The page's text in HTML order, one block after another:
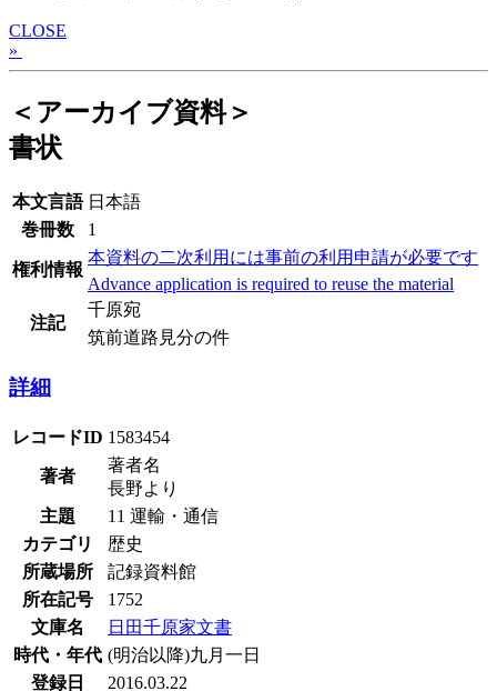
CLOSE
»
＜アーカイブ資料＞
書状
本文言語 日本語
巻冊数
1
権利情報
本資料の二次利用には事前の利用申請が必要です
Advance application is required to reuse the material
注記
千原宛
筑前道路見分の件
詳細
レコードID 1583454
著者
著者名
長野より
主題
11 運輸・通信
カテゴリ
歴史
所蔵場所
記録資料館
所在記号
1752
文庫名
日田千原家文書
時代・年代 (明治以降)九月一日
登録日
2016.03.22